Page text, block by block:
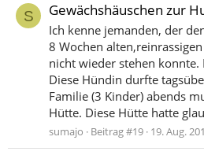
S Gewächshäuschen zur
Ich kenne jemanden, der
8 Wochen
nicht wieder stehen
Diese Hündin durfte
Familie (3 Kinder) abends
Hütte. Diese Hütte hatte
sumajo Beitrag #19 19. Aug.